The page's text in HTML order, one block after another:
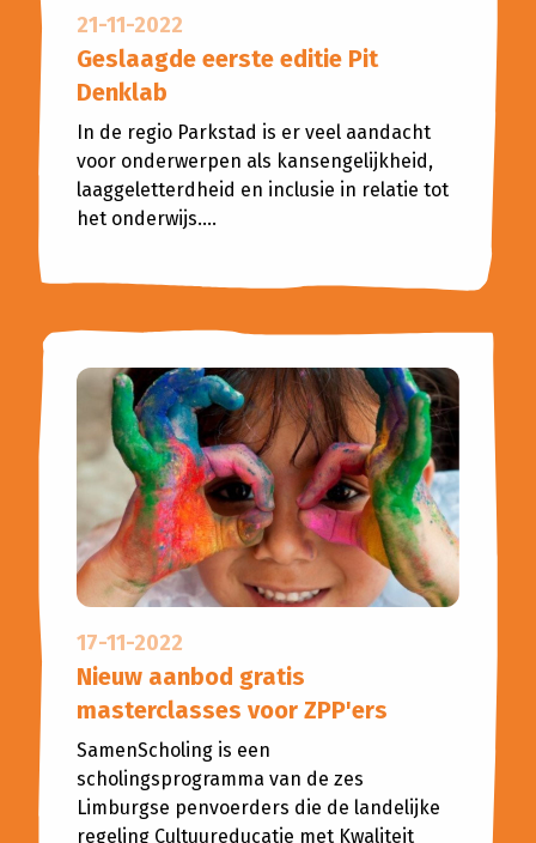
21-11-2022
Geslaagde eerste editie Pit
Denklab
In de regio Parkstad is er veel aandacht
voor onderwerpen als kansengelijkheid,
laaggeletterdheid en inclusie in relatie tot
het onderwijs....
17-11-2022
Nieuw aanbod gratis
masterclasses voor ZPP'ers
SamenScholing is een
scholingsprogramma van de zes
Limburgse penvoerders die de landelijke
regeling Cultuureducatie met Kwaliteit